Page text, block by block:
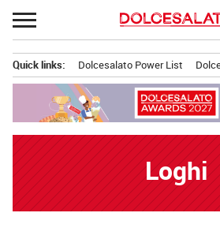
Passa
al
principale
Quick links: Dolcesalato Power List
Loghi